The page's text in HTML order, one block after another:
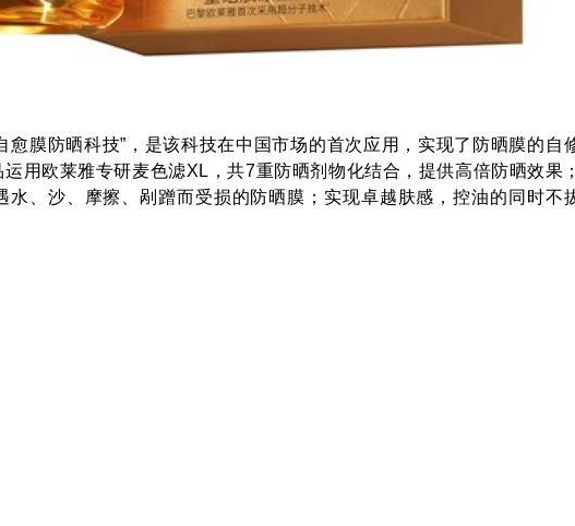
愈膜防晒科技”，是该科技在中国市场的首次应用，实现了防晒膜的自
用欧莱雅专研麦色滤XL，共7重防晒剂物化结合，提供高倍防晒效果；
、沙、摩擦、剐蹭而受损的防晒膜；实现卓越肤感，控油的同时不